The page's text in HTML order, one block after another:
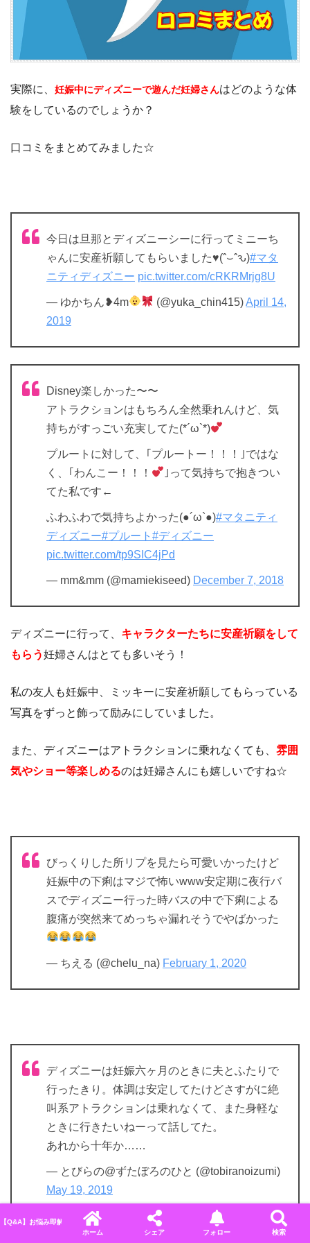
実際に、 妊娠中にディズニーで遊んだ妊婦さんはどのような体
験をしているのでしょうか？
口コミをまとめてみました☆
今日は旦那とディズニーシーに行ってミニーち
ゃんに安産祈願してもらいました♥(ˆ⌣ˆԅ)#マタ
ニティディズニー pic.twitter.com/cRKRMrjg8U
— ゆかちん❥4m (@yuka_chin415)April 14,
2019
Disney楽しかった〜〜
アトラクションはもちろん全然乗れんけど、気
持ちがすっごい充実してた(*´ω`*)
プルートに対して、｢プルートー！！！｣ではな
く、｢わんこー！！！
｣って気持ちで抱きつい
てた私です←
ふわふわで気持ちよかった(●´ω`●)#マタニティ
ディズニー#プルート #ディズニー
pic.twitter.com/tp9SIC4jPd
— mm&mm (@mamiekiseed) December 7, 2018
ディズニーに行って、 キャラクターたちに安産祈願をして
もらう妊婦さんはとても多いそう！
私の友人も妊娠中、ミッキーに安産祈願してもらっている
写真をずっと飾って励みにしていました。
また、ディズニーはアトラクションに乗れなくても、 雰囲
気やショー等楽しめるのは妊婦さんにも嬉しいですね☆
びっくりした所リプを見たら可愛いかったけど
妊娠中の下痢はマジで怖いwww安定期に夜行バ
スでディズニー行った時バスの中で下痢による
腹痛が突然来てめっちゃ漏れそうでやばかった
— ちえる (@chelu_na) February 1, 2020
ディズニーは妊娠六ヶ月のときに夫とふたりで
行ったきり。体調は安定してたけどさすがに絶
叫系アトラクションは乗れなくて、また身軽な
ときに行きたいねーって話してた。
あれから十年か……
— とびらの@ずたぼろのひと (@tobiranoizumi)
May 19, 2019
【Q&A】お悩み即解決！ディズニーに関するよくある質問＆回答まとめ
ホーム
シェア フォロー 検索